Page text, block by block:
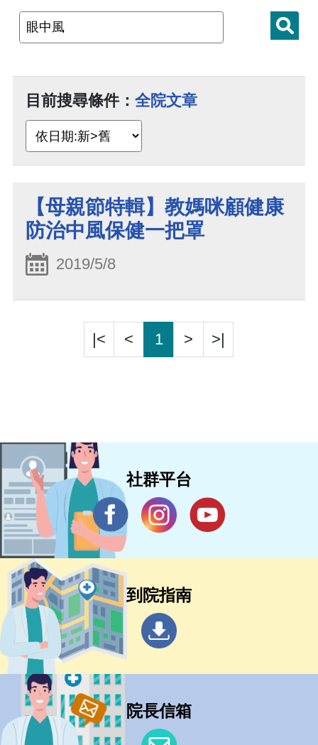
目前搜尋條件： 全院文章
【母親節特輯】教媽咪顧健康
防治中風保健一把罩
2019/5/8
|< < 1 > >|
社群平台
到院指南
院長信箱